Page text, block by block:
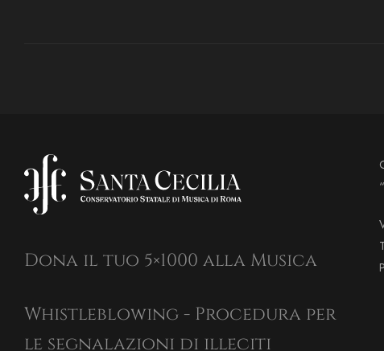
Dona il tuo 5×1000 alla Musica
Whistleblowing - Procedura per
le segnalazioni di illeciti